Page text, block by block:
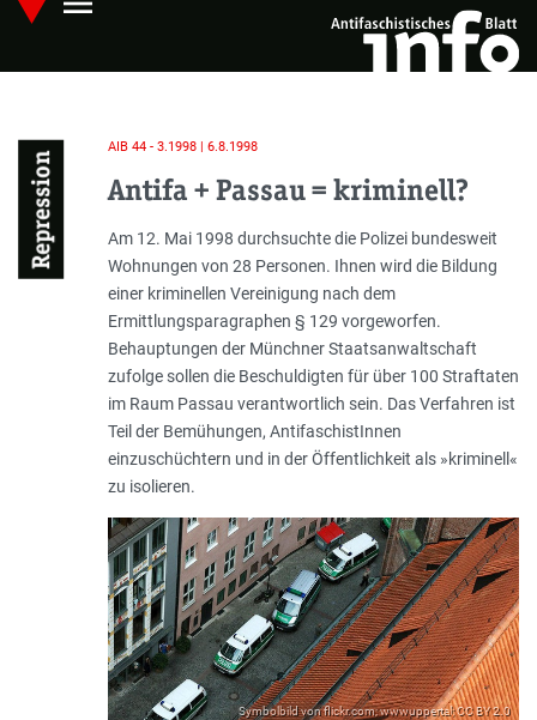
Skip
main
Hauptmenü öffnen
Repression
AIB 44 - 3.1998 | 6.8.1998
Antifa + Passau = kriminell?
Einleitung
Am 12. Mai 1998 durchsuchte die Polizei bundesweit
Wohnungen von 28 Personen. Ihnen wird die Bildung
einer kriminellen Vereinigung nach dem
Ermittlungsparagraphen § 129 vorgeworfen.
Behauptungen der Münchner Staatsanwaltschaft
zufolge sollen die Beschuldigten für über 100 Straftaten
im Raum Passau verantwortlich sein. Das Verfahren ist
Teil der Bemühungen, AntifaschistInnen
einzuschüchtern und in der Öffentlichkeit als »kriminell«
zu isolieren.
Symbolbild von flickr.com; wwwuppertal; CC BY 2.0